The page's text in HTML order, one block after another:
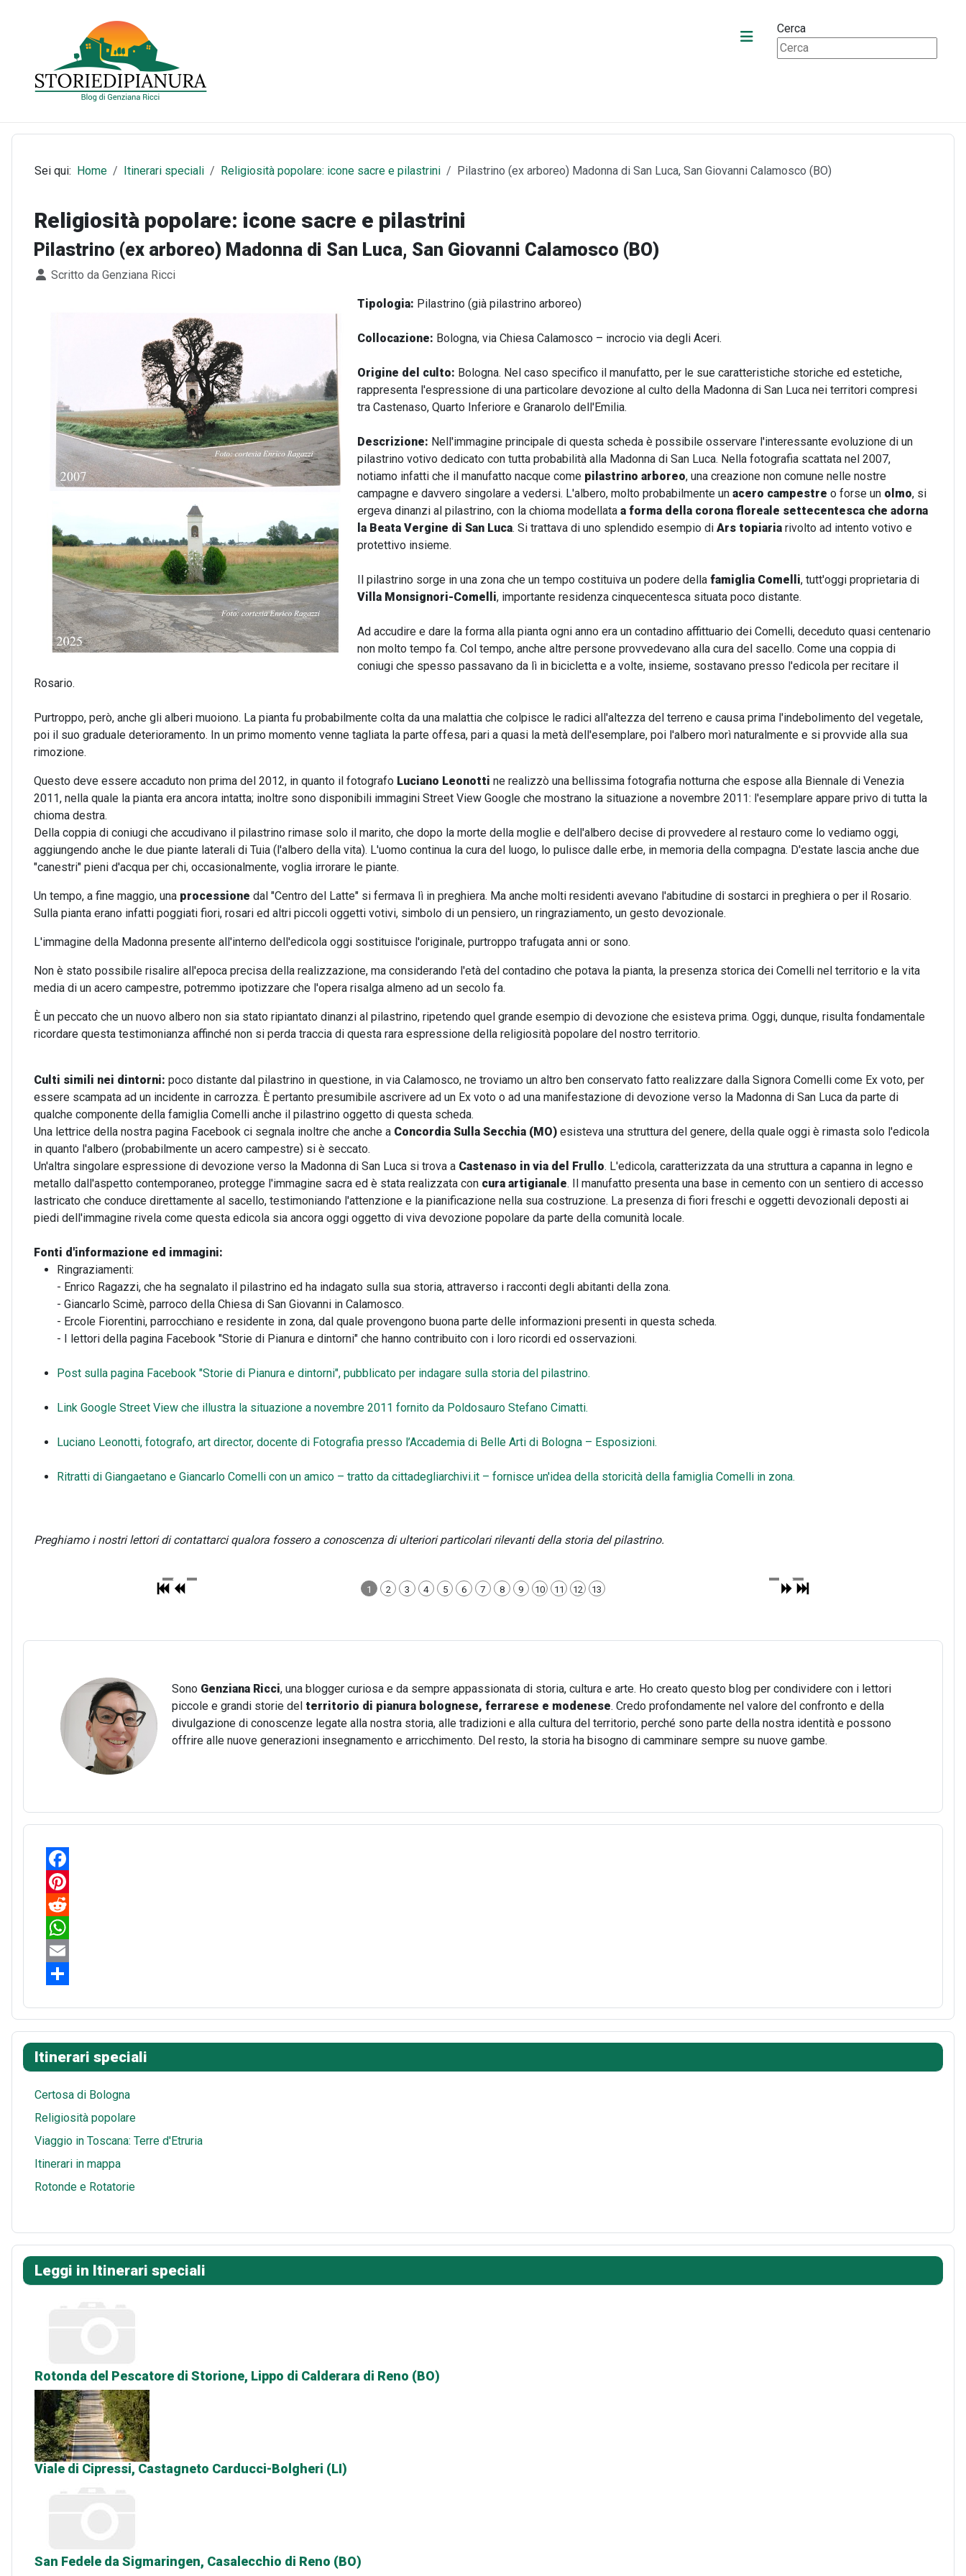
Cerca
Sei qui: Home Itinerari speciali Religiosità popolare: icone sacre e pilastrini Pilastrino (ex arboreo) Madonna di San Luca, San Giovanni Calamosco (BO)
Religiosità popolare: icone sacre e pilastrini
Pilastrino (ex arboreo) Madonna di San Luca, San Giovanni Calamosco (BO)
Dettagli
Scritto da Genziana Ricci
Tipologia: Pilastrino (già pilastrino arboreo)
Collocazione: Bologna, via Chiesa Calamosco – incrocio via degli Aceri.
Origine del culto: Bologna. Nel caso specifico il manufatto, per le sue caratteristiche storiche ed estetiche,
rappresenta l'espressione di una particolare devozione al culto della Madonna di San Luca nei territori compresi
tra Castenaso, Quarto Inferiore e Granarolo dell'Emilia.
Descrizione: Nell'immagine principale di questa scheda è possibile osservare l'interessante evoluzione di un
pilastrino votivo dedicato con tutta probabilità alla Madonna di San Luca. Nella fotografia scattata nel 2007,
notiamo infatti che il manufatto nacque come pilastrino arboreo, una creazione non comune nelle nostre
campagne e davvero singolare a vedersi. L'albero, molto probabilmente un acero campestre o forse un olmo, si
ergeva dinanzi al pilastrino, con la chioma modellata a forma della corona floreale settecentesca che adorna
la Beata Vergine di San Luca. Si trattava di uno splendido esempio di Ars topiaria rivolto ad intento votivo e
protettivo insieme.
Il pilastrino sorge in una zona che un tempo costituiva un podere della famiglia Comelli, tutt'oggi proprietaria di
Villa Monsignori-Comelli, importante residenza cinquecentesca situata poco distante.
Ad accudire e dare la forma alla pianta ogni anno era un contadino affittuario dei Comelli, deceduto quasi centenario
non molto tempo fa. Col tempo, anche altre persone provvedevano alla cura del sacello. Come una coppia di
coniugi che spesso passavano da lì in bicicletta e a volte, insieme, sostavano presso l'edicola per recitare il
Rosario.
Purtroppo, però, anche gli alberi muoiono. La pianta fu probabilmente colta da una malattia che colpisce le radici all'altezza del terreno e causa prima l'indebolimento del vegetale,
poi il suo graduale deterioramento. In un primo momento venne tagliata la parte offesa, pari a quasi la metà dell'esemplare, poi l'albero morì naturalmente e si provvide alla sua
rimozione.
Questo deve essere accaduto non prima del 2012, in quanto il fotografo Luciano Leonotti ne realizzò una bellissima fotografia notturna che espose alla Biennale di Venezia
2011, nella quale la pianta era ancora intatta; inoltre sono disponibili immagini Street View Google che mostrano la situazione a novembre 2011: l'esemplare appare privo di tutta la
chioma destra.
Della coppia di coniugi che accudivano il pilastrino rimase solo il marito, che dopo la morte della moglie e dell'albero decise di provvedere al restauro come lo vediamo oggi,
aggiungendo anche le due piante laterali di Tuia (l'albero della vita). L'uomo continua la cura del luogo, lo pulisce dalle erbe, in memoria della compagna. D'estate lascia anche due
"canestri" pieni d'acqua per chi, occasionalmente, voglia irrorare le piante.
Un tempo, a fine maggio, una processione dal "Centro del Latte" si fermava lì in preghiera. Ma anche molti residenti avevano l'abitudine di sostarci in preghiera o per il Rosario.
Sulla pianta erano infatti poggiati fiori, rosari ed altri piccoli oggetti votivi, simbolo di un pensiero, un ringraziamento, un gesto devozionale.
L'immagine della Madonna presente all'interno dell'edicola oggi sostituisce l'originale, purtroppo trafugata anni or sono.
Non è stato possibile risalire all'epoca precisa della realizzazione, ma considerando l'età del contadino che potava la pianta, la presenza storica dei Comelli nel territorio e la vita
media di un acero campestre, potremmo ipotizzare che l'opera risalga almeno ad un secolo fa.
È un peccato che un nuovo albero non sia stato ripiantato dinanzi al pilastrino, ripetendo quel grande esempio di devozione che esisteva prima. Oggi, dunque, risulta fondamentale
ricordare questa testimonianza affinché non si perda traccia di questa rara espressione della religiosità popolare del nostro territorio.
Culti simili nei dintorni: poco distante dal pilastrino in questione, in via Calamosco, ne troviamo un altro ben conservato fatto realizzare dalla Signora Comelli come Ex voto, per
essere scampata ad un incidente in carrozza. È pertanto presumibile ascrivere ad un Ex voto o ad una manifestazione di devozione verso la Madonna di San Luca da parte di
qualche componente della famiglia Comelli anche il pilastrino oggetto di questa scheda.
Una lettrice della nostra pagina Facebook ci segnala inoltre che anche a Concordia Sulla Secchia (MO) esisteva una struttura del genere, della quale oggi è rimasta solo l'edicola
in quanto l'albero (probabilmente un acero campestre) si è seccato.
Un'altra singolare espressione di devozione verso la Madonna di San Luca si trova a Castenaso in via del Frullo. L'edicola, caratterizzata da una struttura a capanna in legno e
metallo dall'aspetto contemporaneo, protegge l'immagine sacra ed è stata realizzata con cura artigianale. Il manufatto presenta una base in cemento con un sentiero di accesso
lastricato che conduce direttamente al sacello, testimoniando l'attenzione e la pianificazione nella sua costruzione. La presenza di fiori freschi e oggetti devozionali deposti ai
piedi dell'immagine rivela come questa edicola sia ancora oggi oggetto di viva devozione popolare da parte della comunità locale.
Fonti d'informazione ed immagini:
Ringraziamenti:
- Enrico Ragazzi, che ha segnalato il pilastrino ed ha indagato sulla sua storia, attraverso i racconti degli abitanti della zona.
- Giancarlo Scimè, parroco della Chiesa di San Giovanni in Calamosco.
- Ercole Fiorentini, parrocchiano e residente in zona, dal quale provengono buona parte delle informazioni presenti in questa scheda.
- I lettori della pagina Facebook "Storie di Pianura e dintorni" che hanno contribuito con i loro ricordi ed osservazioni.
Post sulla pagina Facebook "Storie di Pianura e dintorni", pubblicato per indagare sulla storia del pilastrino.
Link Google Street View che illustra la situazione a novembre 2011 fornito da Poldosauro Stefano Cimatti.
Luciano Leonotti, fotografo, art director, docente di Fotografia presso l’Accademia di Belle Arti di Bologna – Esposizioni.
Ritratti di Giangaetano e Giancarlo Comelli con un amico – tratto da cittadegliarchivi.it – fornisce un'idea della storicità della famiglia Comelli in zona.
Preghiamo i nostri lettori di contattarci qualora fossero a conoscenza di ulteriori particolari rilevanti della storia del pilastrino.
1 2 3 4 5 6 7 8 9 10 11 12 13
Sono Genziana Ricci, una blogger curiosa e da sempre appassionata di storia, cultura e arte. Ho creato questo blog per condividere con i lettori
piccole e grandi storie del territorio di pianura bolognese, ferrarese e modenese. Credo profondamente nel valore del confronto e della
divulgazione di conoscenze legate alla nostra storia, alle tradizioni e alla cultura del territorio, perché sono parte della nostra identità e possono
offrire alle nuove generazioni insegnamento e arricchimento. Del resto, la storia ha bisogno di camminare sempre su nuove gambe.
F
a
c
e
b
o
k
P
n
r
e
s
R
e
d
i
t
W
h
t
s
A
p
E
a
i
l
h
a
r
Itinerari speciali
Certosa di Bologna
Religiosità popolare
Viaggio in Toscana: Terre d'Etruria
Itinerari in mappa
Rotonde e Rotatorie
Leggi in Itinerari speciali
Rotonda del Pescatore di Storione, Lippo di Calderara di Reno (BO)
Viale di Cipressi, Castagneto Carducci-Bolgheri (LI)
San Fedele da Sigmaringen, Casalecchio di Reno (BO)